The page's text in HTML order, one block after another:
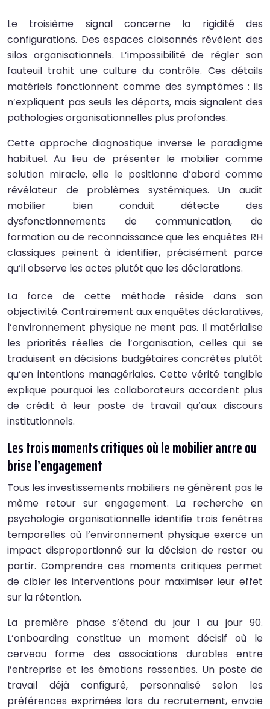
Le troisième signal concerne la rigidité des
configurations. Des espaces cloisonnés révèlent des
silos organisationnels. L’impossibilité de régler son
fauteuil trahit une culture du contrôle. Ces détails
matériels fonctionnent comme des symptômes : ils
n’expliquent pas seuls les départs, mais signalent des
pathologies organisationnelles plus profondes.
Cette approche diagnostique inverse le paradigme
habituel. Au lieu de présenter le mobilier comme
solution miracle, elle le positionne d’abord comme
révélateur de problèmes systémiques. Un audit
mobilier bien conduit détecte des
dysfonctionnements de communication, de
formation ou de reconnaissance que les enquêtes RH
classiques peinent à identifier, précisément parce
qu’il observe les actes plutôt que les déclarations.
La force de cette méthode réside dans son
objectivité. Contrairement aux enquêtes déclaratives,
l’environnement physique ne ment pas. Il matérialise
les priorités réelles de l’organisation, celles qui se
traduisent en décisions budgétaires concrètes plutôt
qu’en intentions managériales. Cette vérité tangible
explique pourquoi les collaborateurs accordent plus
de crédit à leur poste de travail qu’aux discours
institutionnels.
Les trois moments critiques où le mobilier ancre ou
brise l’engagement
Tous les investissements mobiliers ne génèrent pas le
même retour sur engagement. La recherche en
psychologie organisationnelle identifie trois fenêtres
temporelles où l’environnement physique exerce un
impact disproportionné sur la décision de rester ou
partir. Comprendre ces moments critiques permet
de cibler les interventions pour maximiser leur effet
sur la rétention.
La première phase s’étend du jour 1 au jour 90.
L’onboarding constitue un moment décisif où le
cerveau forme des associations durables entre
l’entreprise et les émotions ressenties. Un poste de
travail déjà configuré, personnalisé selon les
préférences exprimées lors du recrutement, envoie